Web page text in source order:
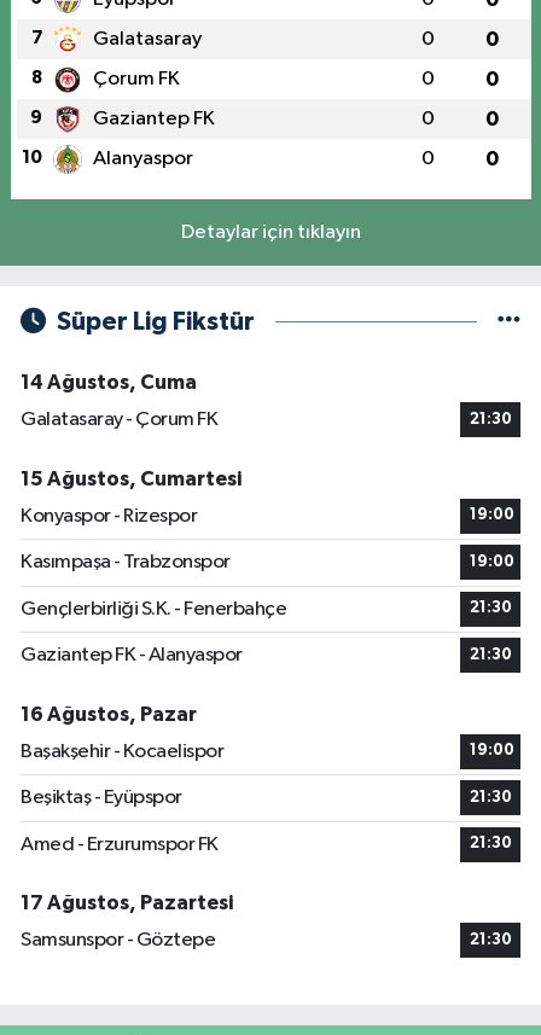
7 Galatasaray 0 0
8 Çorum FK 0 0
9 Gaziantep FK 0 0
10 Alanyaspor 0 0
Detaylar için tıklayın
Süper Lig Fikstür
14 Ağustos, Cuma
Galatasaray - Çorum FK
21:30
15 Ağustos, Cumartesi
Konyaspor - Rizespor
19:00
Kasımpaşa - Trabzonspor 19:00
Gençlerbirliği S.K. - Fenerbahçe 21:30
Gaziantep FK - Alanyaspor 21:30
16 Ağustos, Pazar
Başakşehir - Kocaelispor
19:00
Beşiktaş - Eyüpspor 21:30
Amed - Erzurumspor FK 21:30
17 Ağustos, Pazartesi
Samsunspor - Göztepe
21:30